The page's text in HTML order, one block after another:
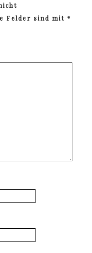
Felder sind mit *